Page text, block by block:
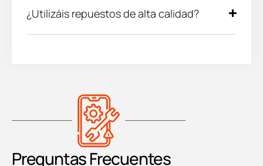
¿Utilizáis repuestos de alta calidad?
Preguntas Frecuentes